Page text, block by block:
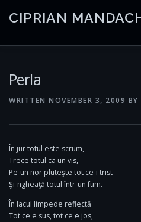
CIPRIAN
Perla
WRITTEN NOVEMBER 3, 2009 BY
În jur totul este scrum,
Trece totul ca un vis,
Pe-un nor pluteşte tot ce-i trist
Şi-ngheaţă totul într-un fum.
În lacul limpede reflectă
Tot ce e sus, tot ce e jos,